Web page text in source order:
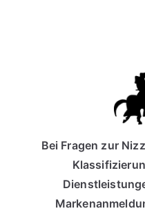
Bei Fragen zur